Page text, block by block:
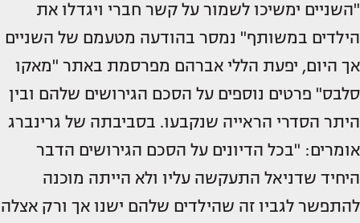
"השניים ימשיכו לשמור על קשר חברי ויגדלו את
הילדים במשותף" נמסר בהודעה מטעמם של השניים
אך היום, יפעת הללי אברהם מפרסמת באתר "מאקו
סלבס" פרטים נוספים על הסכם הגירושים שלהם ובין
היתר הסדרי הראייה שנקבעו. בסביבתה של גרינברג
אומרים: "בכל הדיונים על הסכם הגירושים הדבר
היחיד שדניאל התעקשה עליו ולא הייתה מוכנה
להתפשר לגביו זה שהילדים שלהם ישנו אך ורק אצלה